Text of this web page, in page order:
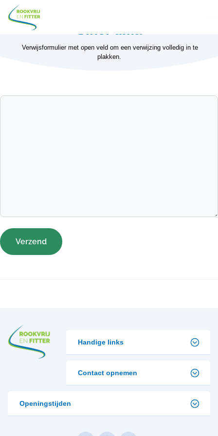
Verwijsformulier met open veld om een verwijzing volledig in te
plakken.
Verzend
Handige links
Contact opnemen
Openingstijden